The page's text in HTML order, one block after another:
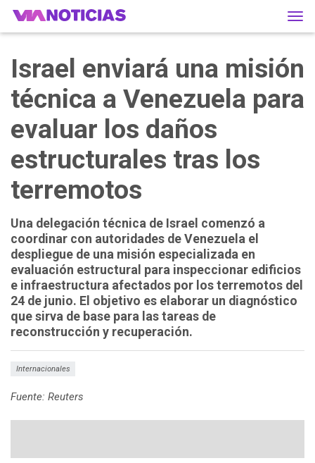
Israel enviará una misión
técnica a Venezuela para
evaluar los daños
estructurales tras los
terremotos
Una delegación técnica de Israel comenzó a
coordinar con autoridades de Venezuela el
despliegue de una misión especializada en
evaluación estructural para inspeccionar edificios
e infraestructura afectados por los terremotos del
24 de junio. El objetivo es elaborar un diagnóstico
que sirva de base para las tareas de
reconstrucción y recuperación.
Internacionales
Fuente: Reuters